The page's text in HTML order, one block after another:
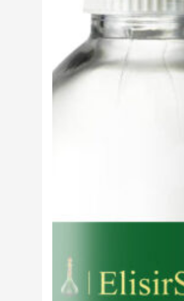
Burro Ghee Ayurveda